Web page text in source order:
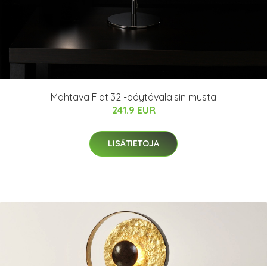
Mahtava Flat 32 -pöytävalaisin musta
241.9 EUR
LISÄTIETOJA